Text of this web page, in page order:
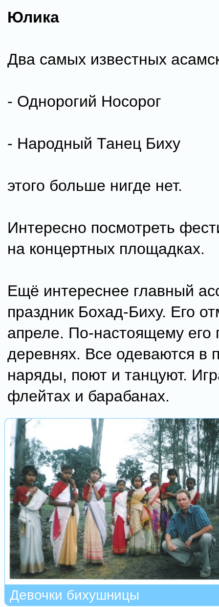
Юлика
Два самых известных
- Однорогий Носорог
- Народный Танец Биху
этого больше нигде нет.
Интересно посмотреть
на концертных площадках.
Ещё интереснее главный
праздник Бохад-Биху. Его
апреле. По-настоящему его
деревнях. Все одеваются в
наряды, поют и танцуют.
флейтах и барабанах.
Девочки бихушницы